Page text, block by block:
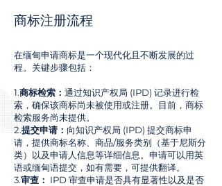
商标注册流程
在缅甸申请商标是一个现代化且不断发展的过
程。关键步骤包括：
1.商标检索： 通过知识产权局 (IPD) 记录进行检
索，确保该商标尚未被使用或注册。目前，商标
检索服务尚未提供。
2.提交申请： 向知识产权局 (IPD) 提交商标申
请，提供商标名称、商品/服务类别（基于尼斯分
类）以及申请人信息等详细信息。申请可以用英
语或缅甸语提交，如有需要，可提供翻译。
3.审查： IPD 审查申请是否具有显著性以及是否